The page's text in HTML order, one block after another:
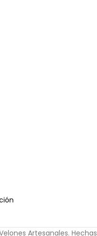
Artesanales. Hechas